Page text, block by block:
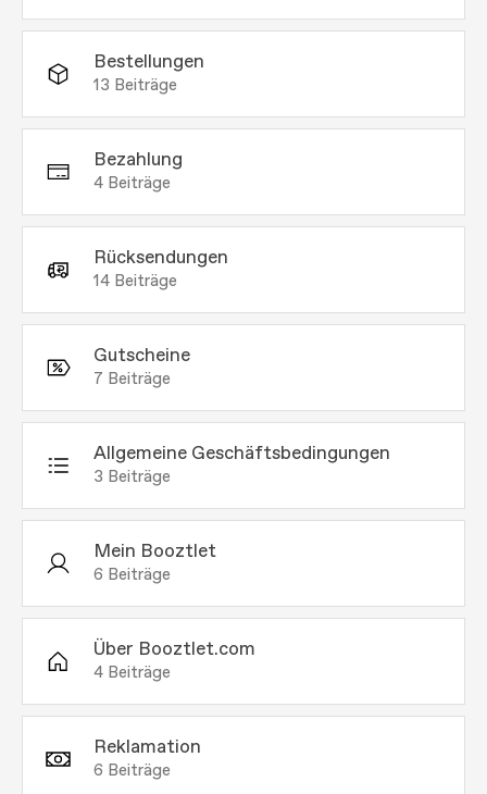
Bestellungen
13 Beiträge
Bezahlung
4 Beiträge
Rücksendungen
14 Beiträge
Gutscheine
7 Beiträge
Allgemeine Geschäftsbedingungen
3 Beiträge
Mein Booztlet
6 Beiträge
Über Booztlet.com
4 Beiträge
Reklamation
6 Beiträge